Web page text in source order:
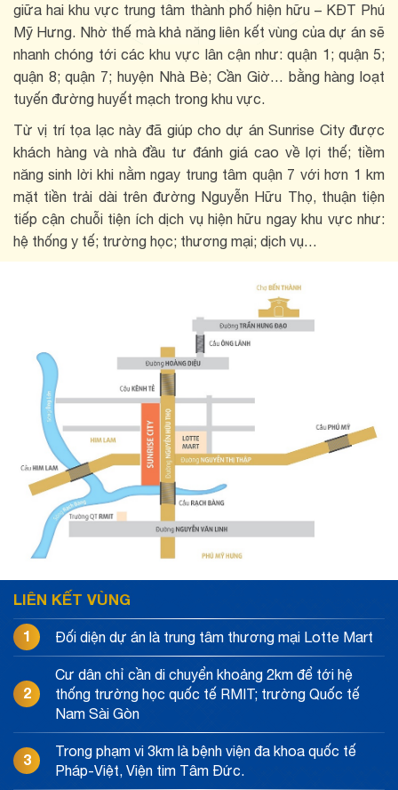
giữa hai khu vực trung tâm thành phố hiện hữu – KĐT Phú
Mỹ Hưng. Nhờ thế mà khả năng liên kết vùng của dự án sẽ
nhanh chóng tới các khu vực lân cận như: quận 1; quận 5;
quận 8; quận 7; huyện Nhà Bè; Cần Giờ… bằng hàng loạt
tuyến đường huyết mạch trong khu vực.
Từ vị trí tọa lạc này đã giúp cho dự án Sunrise City được
khách hàng và nhà đầu tư đánh giá cao về lợi thế; tiềm
năng sinh lời khi nằm ngay trung tâm quận 7 với hơn 1 km
mặt tiền trải dài trên đường Nguyễn Hữu Thọ, thuận tiện
tiếp cận chuỗi tiện ích dịch vụ hiện hữu ngay khu vực như:
hệ thống y tế; trường học; thương mại; dịch vụ…
LIÊN KẾT VÙNG
1 Đối diện dự án là trung tâm thương mại Lotte Mart
2
Cư dân chỉ cần di chuyển khoảng 2km để tới hệ
thống trường học quốc tế RMIT; trường Quốc tế
Nam Sài Gòn
3
Trong phạm vi 3km là bệnh viện đa khoa quốc tế
Pháp-Việt, Viện tim Tâm Đức.